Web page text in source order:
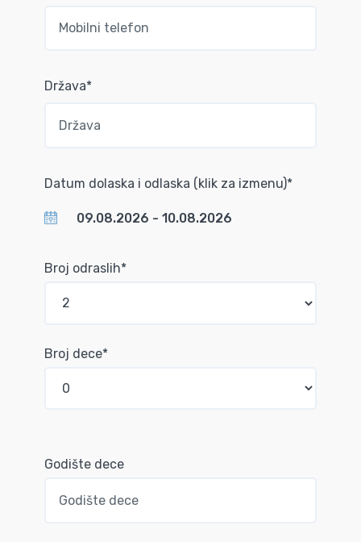
Država*
Datum dolaska i odlaska (klik za izmenu)*
Broj odraslih*
Broj dece*
Godište dece